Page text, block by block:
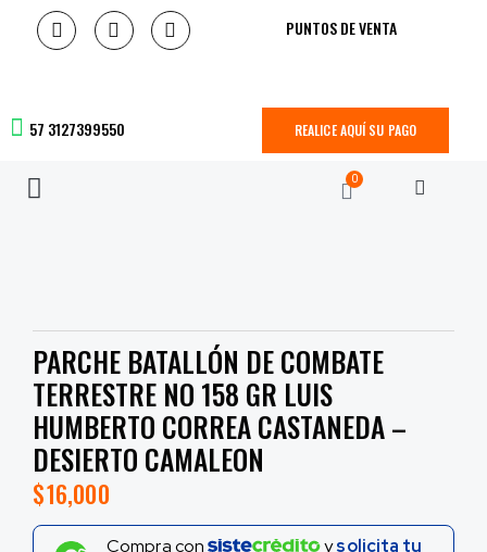
PUNTOS DE VENTA
57 3127399550 REALICE AQUÍ SU PAGO
0
PARCHE BATALLÓN DE COMBATE
TERRESTRE NO 158 GR LUIS
HUMBERTO CORREA CASTANEDA –
DESIERTO CAMALEON
$16,000
Compra con ysolicita tu